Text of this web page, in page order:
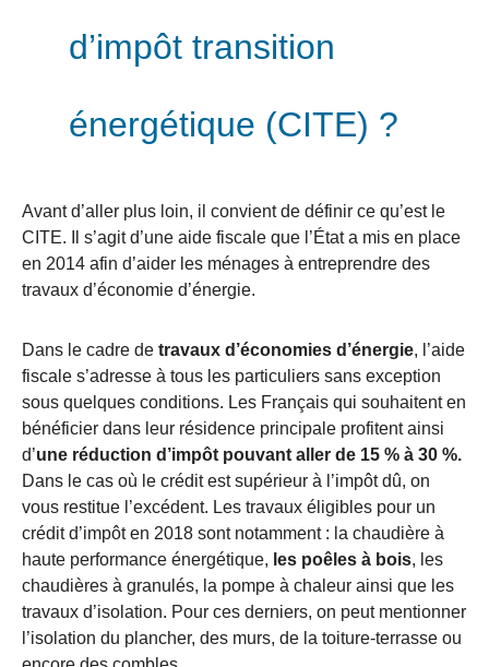
d’impôt transition
énergétique (CITE) ?
Avant d’aller plus loin, il convient de définir ce qu’est le
CITE. Il s’agit d’une aide fiscale que l’État a mis en place
en 2014 afin d’aider les ménages à entreprendre des
travaux d’économie d’énergie.
Dans le cadre de travaux d’économies d’énergie, l’aide
fiscale s’adresse à tous les particuliers sans exception
sous quelques conditions. Les Français qui souhaitent en
bénéficier dans leur résidence principale profitent ainsi
d’une réduction d’impôt pouvant aller de 15 % à 30 %.
Dans le cas où le crédit est supérieur à l’impôt dû, on
vous restitue l’excédent. Les travaux éligibles pour un
crédit d’impôt en 2018 sont notamment : la chaudière à
haute performance énergétique, les poêles à bois, les
chaudières à granulés, la pompe à chaleur ainsi que les
travaux d’isolation. Pour ces derniers, on peut mentionner
l’isolation du plancher, des murs, de la toiture-terrasse ou